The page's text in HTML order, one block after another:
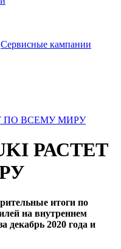
Сервисные кампании
ПО ВСЕМУ МИРУ
РАСТЕТ
итоги по
на внутреннем
декабрь 2020 года и